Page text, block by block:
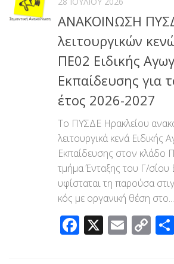
ΑΝΑΚΟΙΝΩΣΗ
λειτουργικών
ΠΕ02 Ειδικής
Εκπαίδευσης για
έτος 2026-2027
Το ΠΥΣΔΕ Ηρακλείου
λειτουργικά κενά Ειδικής
Εκπαίδευσης στον κλάδο
τμήμα Ένταξης του Γ/σίου
υφίσταται τη παρούσα
κός με οργανική θέση στο...
Facebook
X Email